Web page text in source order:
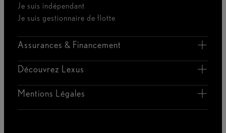
Je suis indépendant
Je suis gestionnaire de flotte
Assurances & Financement
Découvrez Lexus
Mentions Légales